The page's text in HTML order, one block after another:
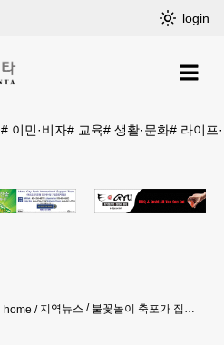
login
# 이민·비자# 교육# 생활·문화# 라이프
home 지역뉴스 불꽃놀이 축포가 집안으로... 디캡 여성 중태